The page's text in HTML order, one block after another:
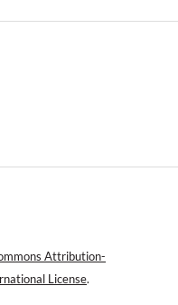
Attribution-
License.